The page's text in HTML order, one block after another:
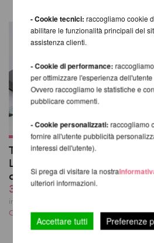
Tappetino di sicurezza
Lupit Pole Stage - 160
cm
301,51 EUR
incl. 20 % UST escl.
Costi di spedizione
- Cookie tecnici: raccogliamo cookie
abilitare le funzionalità principali del
assistenza clienti.
- Cookie di performance:
per ottimizzare l'esperienza
Ovvero raccogliamo le statistiche e
pubblicare commenti.
- Cookie personalizzati: raccogliamo
fornire all'utente pubblicità
interessi dell'utente).
Si prega di visitare la nostra
ulteriori informazioni.
Accettare tutti Preferenze